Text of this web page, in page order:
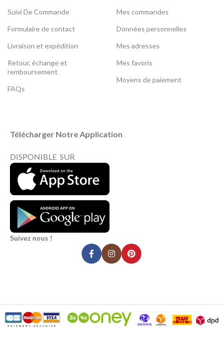
Suivi De Commande
Formulaire de contact
Livraison et expédition
Retour, échange et
remboursement
FAQs
Mes commandes
Données personnelles
Mes adresses
Mes favoris
Moyens de paiement
Télécharger Notre Application
DISPONIBLE SUR
Suivez nous !